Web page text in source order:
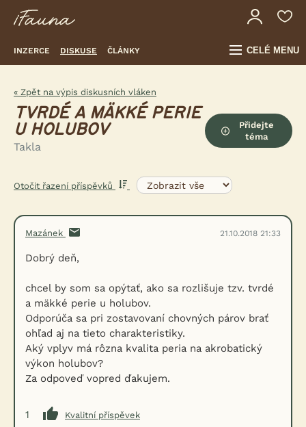
INZERCE DISKUSE ČLÁNKY CELÉ MENU
« Zpět na výpis diskusních vláken
TVRDÉ A MÄKKÉ PERIE
U HOLUBOV
Takla
Přidejte
téma
Otočit řazení příspěvků
Mazánek 21.10.2018 21:33
Dobrý deň,
chcel by som sa opýtať, ako sa rozlišuje tzv. tvrdé
a mäkké perie u holubov.
Odporúča sa pri zostavovaní chovných párov brať
ohľad aj na tieto charakteristiky.
Aký vplyv má rôzna kvalita peria na akrobatický
výkon holubov?
Za odpoveď vopred ďakujem.
1
Kvalitní příspěvek